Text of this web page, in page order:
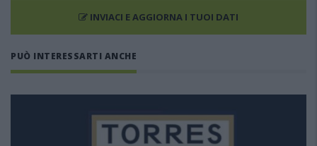
INVIACI E AGGIORNA I TUOI DATI
PUÒ INTERESSARTI ANCHE